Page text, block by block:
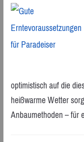
optimistisch auf die
heißwarme Wetter
Anbaumethoden – für